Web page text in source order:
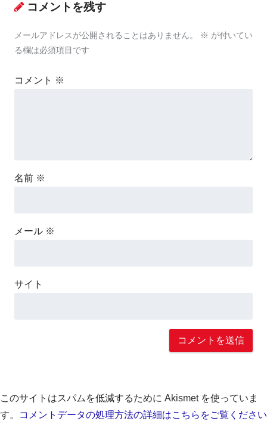
コメントを残す
メールアドレスが公開されることはありません。 ※ が付いてい
る欄は必須項目です
コメント ※
名前 ※
メール ※
サイト
このサイトはスパムを低減するために Akismet を使っていま
す。
コメントデータの処理方法の詳細はこちらをご覧ください